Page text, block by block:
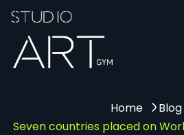
Home
Blog
Seven countries placed on